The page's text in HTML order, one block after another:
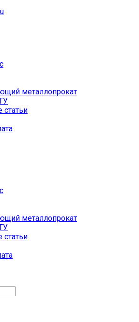
металлопрокат
металлопрокат